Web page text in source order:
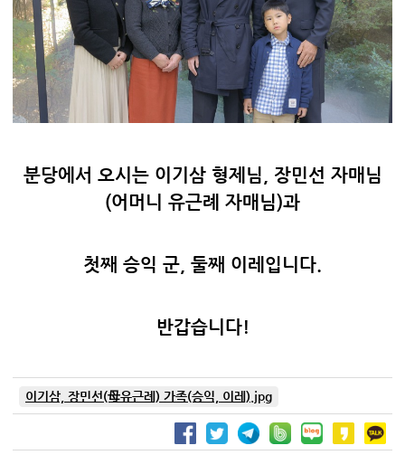
분당에서 오시는 이기삼 형제님, 장민선 자매님
(어머니 유근례 자매님)과
첫째 승익 군, 둘째 이레입니다.
반갑습니다!
이기삼, 장민선(母유근례) 가족(승익, 이레).jpg